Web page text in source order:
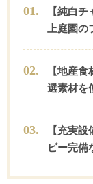
01.
【純白
上庭園の
02.
【地産
選素材を
03.
【充実
ビー完備